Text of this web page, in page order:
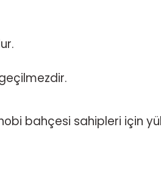
bahçesi sahipleri için